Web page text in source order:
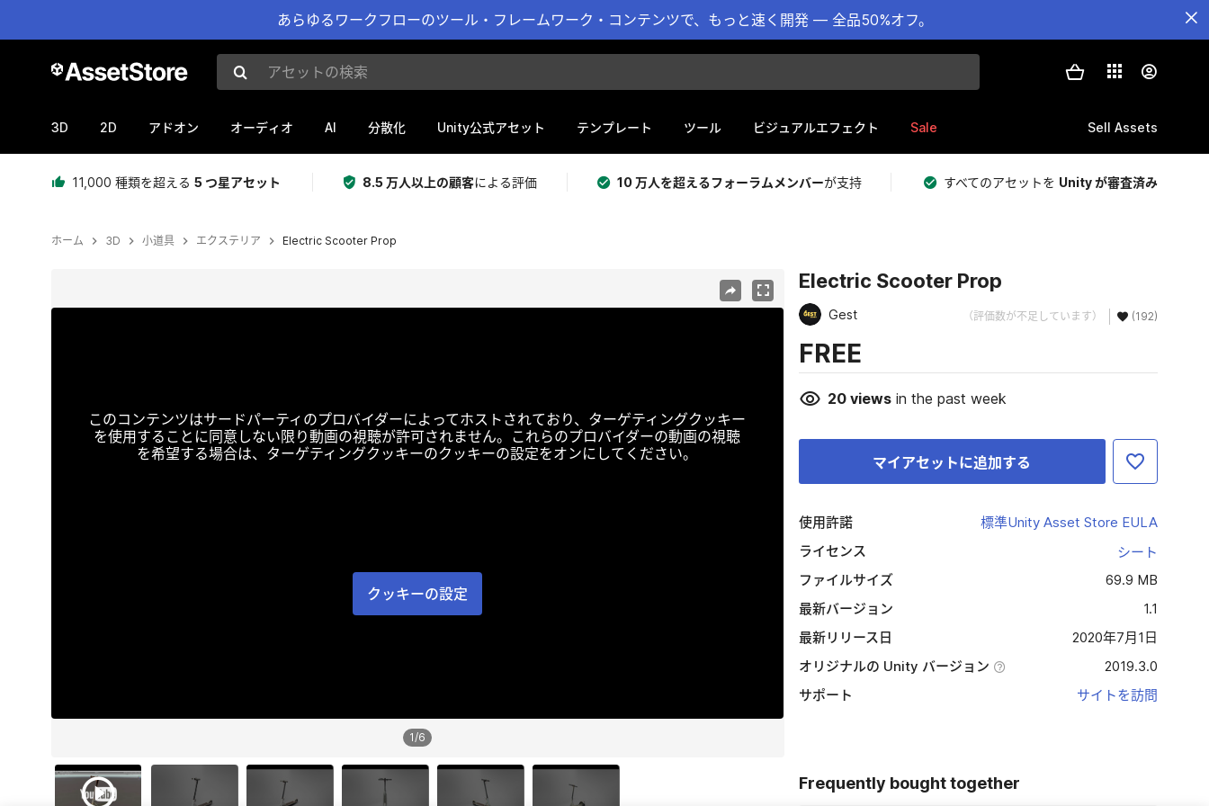
あらゆるワークフローのツール・フレームワーク・コンテンツで、もっと速く開発 — 全品50%オフ。
アセットの検索
3D 2D アドオン オーディオ AI 分散化 Unity公式アセット テンプレート ツール ビジュアルエフェクト Sale Sell Assets
11,000 種類を超える 5 つ星アセット 8.5 万人以上の顧客による評価 10 万人を超えるフォーラムメンバーが支持 すべてのアセットを Unity が審査済み
ホーム 3D 小道具 エクステリア Electric Scooter Prop
このコンテンツはサードパーティのプロバイダーによってホストされており、ターゲティングクッキー
を使用することに同意しない限り動画の視聴が許可されません。これらのプロバイダーの動画の視聴
を希望する場合は、ターゲティングクッキーのクッキーの設定をオンにしてください。
クッキーの設定
1/6
Electric Scooter Prop
Gest （評価数が不足しています） (192)
FREE
20viewsin the past week
マイアセットに追加する
使用許諾
標準Unity Asset Store EULA
ライセンス
シート
ファイルサイズ
69.9 MB
最新バージョン
1.1
最新リリース日
2020年7月1日
オリジナルの Unity バージョン
2019.3.0
サポート
サイトを訪問
Frequently bought together